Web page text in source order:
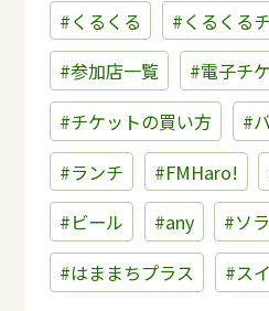
#くるくる
#くるくる
#参加店一覧
#電子チ
#チケットの買い方
#
#ランチ
#FMHaro!
#ビール
#any
#ソ
#はままちプラス
#ス